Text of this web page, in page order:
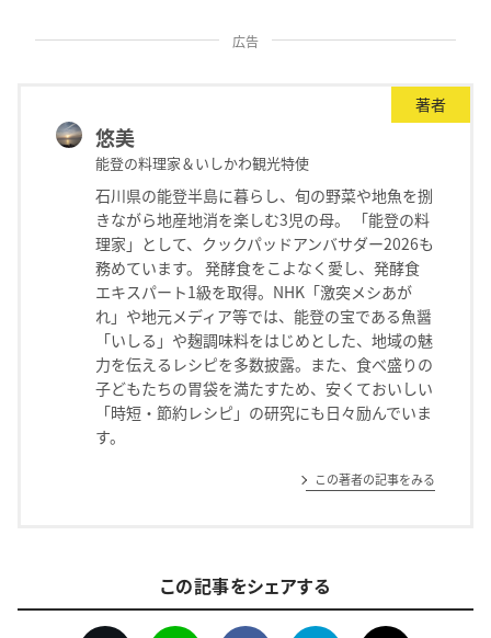
広告
著者
悠美
能登の料理家＆いしかわ観光特使
石川県の能登半島に暮らし、旬の野菜や地魚を捌
きながら地産地消を楽しむ3児の母。 「能登の料
理家」として、クックパッドアンバサダー2026も
務めています。 発酵食をこよなく愛し、発酵食
エキスパート1級を取得。NHK「激突メシあが
れ」や地元メディア等では、能登の宝である魚醤
「いしる」や麹調味料をはじめとした、地域の魅
力を伝えるレシピを多数披露。また、食べ盛りの
子どもたちの胃袋を満たすため、安くておいしい
「時短・節約レシピ」の研究にも日々励んでいま
す。
この著者の記事をみる
この記事をシェアする